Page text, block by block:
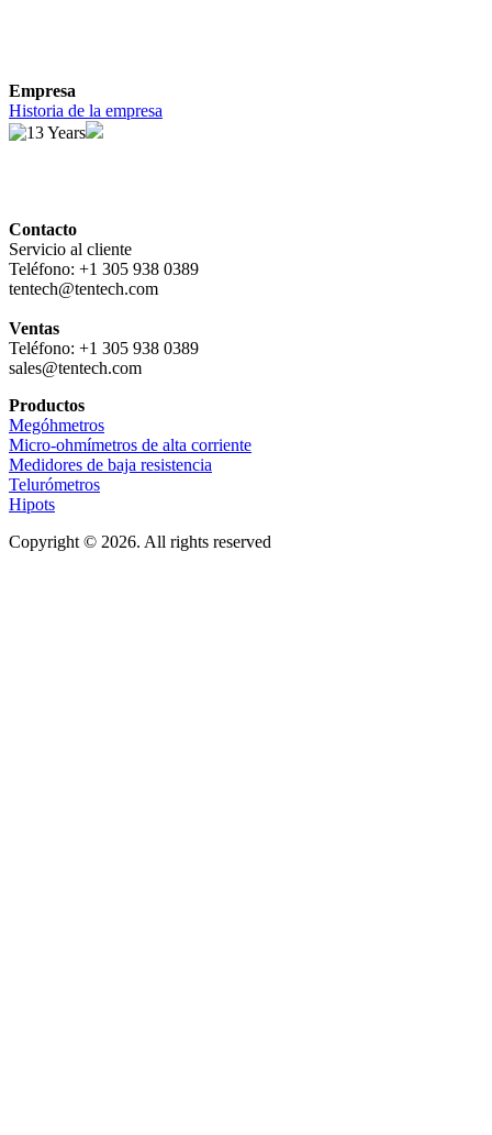
Empresa
Historia de la empresa
Contacto
Servicio al cliente
Teléfono: +1 305 938 0389
tentech@tentech.com
Ventas
Teléfono: +1 305 938 0389
sales@tentech.com
Productos
Megóhmetros
Micro-ohmímetros de alta corriente
Medidores de baja resistencia
Telurómetros
Hipots
Copyright © 2026. All rights reserved